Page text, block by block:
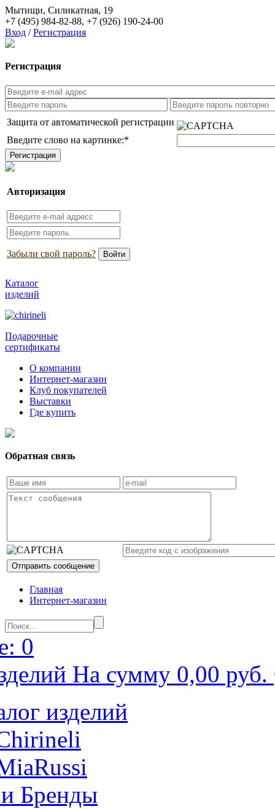
Мытищи, Силикатная, 19
+7 (495) 984-82-88, +7 (926) 190-24-00
Вход / Регистрация
Регистрация
Защита от автоматической регистрации
Введите слово на картинке:*
Авторизация
Забыли свой пароль?
Каталог
изделий
Подарочные
сертификаты
О компании
Интернет-магазин
Клуб покупателей
Выставки
Где купить
Обратная связь
Главная
Интернет-магазин
0
На сумму 0,00 руб.
изделий
Бренды